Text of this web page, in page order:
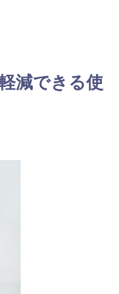
減できる使